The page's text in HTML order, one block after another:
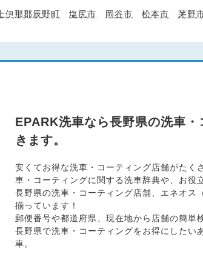
上伊那郡辰野町 塩尻市 岡谷市 松本市 茅野
EPARK洗車なら長野県の洗車
きます。
安くてお得な洗車・コーティング店舗がたく
車・コーティングに関する洗車辞典や、お役
長野県の洗車・コーティング店舗、エネオ
揃っています！
郵便番号や都道府県、現在地から店舗の簡単
長野県で洗車・コーティングをお得にしたい
車。